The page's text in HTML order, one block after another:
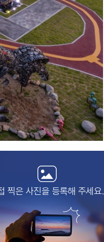
찍은 사진을 등록해 주세요.